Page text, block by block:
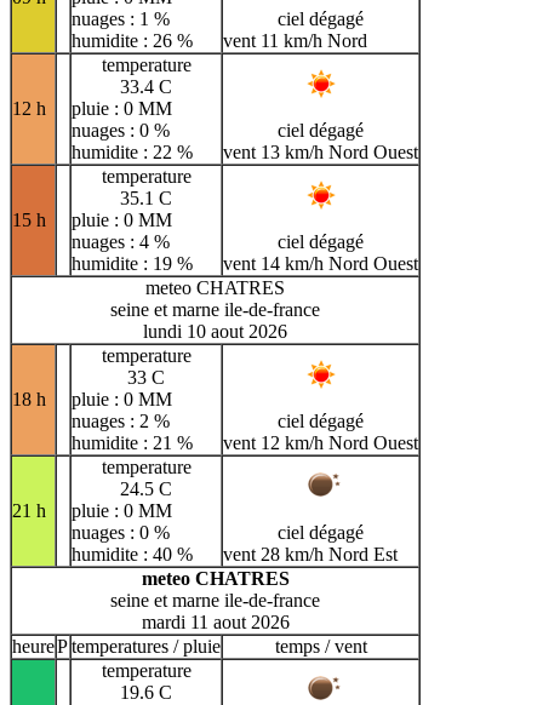
nuages : 1 %
humidite : 26 %
ciel dégagé
vent 11 km/h Nord
12 h
temperature
33.4 C
pluie : 0 MM
nuages : 0 %
humidite : 22 %
ciel dégagé
vent 13 km/h Nord Ouest
15 h
temperature
35.1 C
pluie : 0 MM
nuages : 4 %
humidite : 19 %
ciel dégagé
vent 14 km/h Nord Ouest
meteo CHATRES
seine et marne ile-de-france
lundi 10 aout 2026
18 h
temperature
33 C
pluie : 0 MM
nuages : 2 %
humidite : 21 %
ciel dégagé
vent 12 km/h Nord Ouest
21 h
temperature
24.5 C
pluie : 0 MM
nuages : 0 %
humidite : 40 %
ciel dégagé
vent 28 km/h Nord Est
meteo CHATRES
seine et marne ile-de-france
mardi 11 aout 2026
heurePtemperatures / pluie temps / vent
temperature
19.6 C